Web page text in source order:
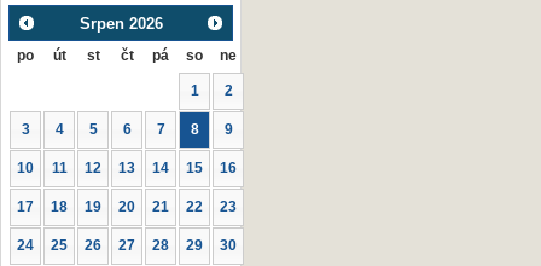
Srpen 2026
po út st čt pá so ne
1 2
3 4 5 6 7 8 9
10 11 12 13 14 15 16
17 18 19 20 21 22 23
24 25 26 27 28 29 30